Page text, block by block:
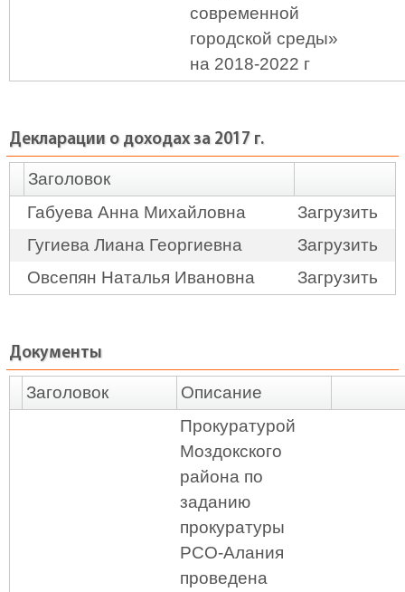
современной
городской среды»
на 2018-2022 г
Декларации о доходах за 2017 г.
Заголовок
Габуева Анна Михайловна
Загрузить
Гугиева Лиана Георгиевна
Загрузить
Овсепян Наталья Ивановна
Загрузить
Документы
Заголовок Описание
Прокуратурой
Моздокского
района по
заданию
прокуратуры
РСО-Алания
проведена